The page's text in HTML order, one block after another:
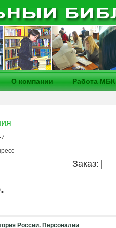
О компании Работа МБК
Заказ:
России. Персоналии